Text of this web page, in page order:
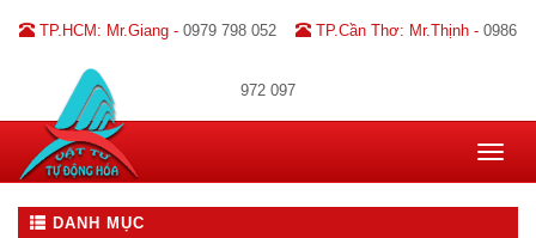
TP.HCM: Mr.Giang - 0979 798 052 TP.Cần Thơ: Mr.Thịnh - 0986
972 097
Toggle
DANH MỤC